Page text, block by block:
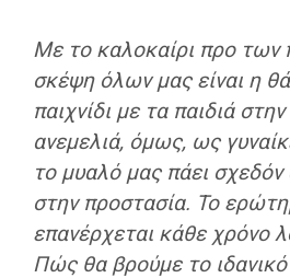
Με το καλοκαίρι προ
σκέψη όλων μας είναι η
παιχνίδι με τα παιδιά
ανεμελιά, όμως, ως
το μυαλό μας πάει σχεδόν
στην προστασία. Το
επανέρχεται κάθε χρόνο
Πώς θα βρούμε το